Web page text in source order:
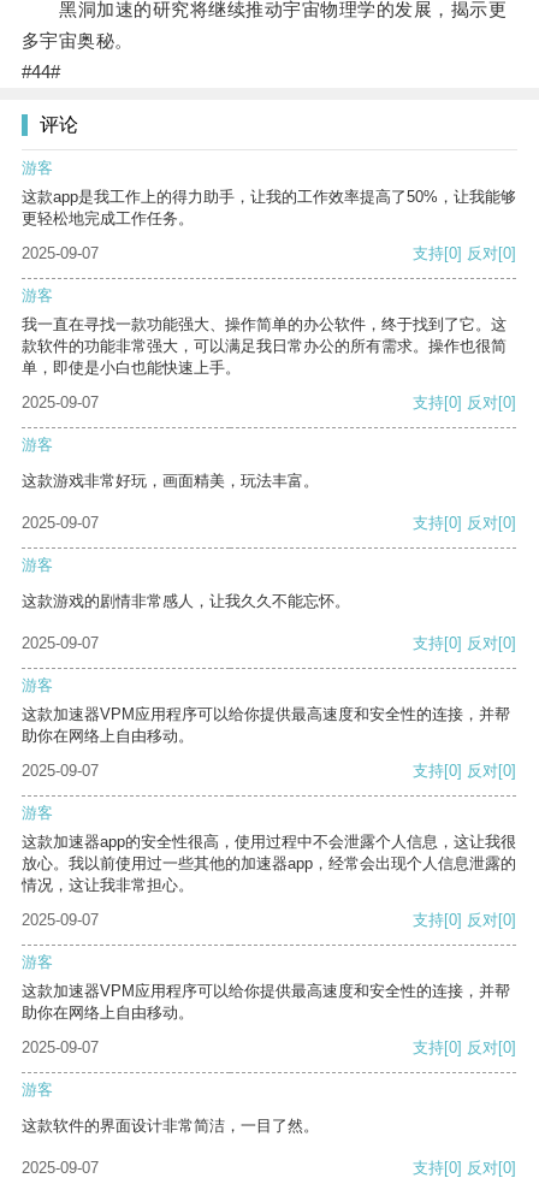
黑洞加速的研究将继续推动宇宙物理学的发展，揭示更
多宇宙奥秘。
#44#
评论
游客
这款app是我工作上的得力助手，让我的工作效率提高了50%，让我能够
更轻松地完成工作任务。
2025-09-07
支持[0] 反对[0]
游客
我一直在寻找一款功能强大、操作简单的办公软件，终于找到了它。这
款软件的功能非常强大，可以满足我日常办公的所有需求。操作也很简
单，即使是小白也能快速上手。
2025-09-07
支持[0] 反对[0]
游客
这款游戏非常好玩，画面精美，玩法丰富。
2025-09-07 支持[0] 反对[0]
游客
这款游戏的剧情非常感人，让我久久不能忘怀。
2025-09-07 支持[0] 反对[0]
游客
这款加速器VPM应用程序可以给你提供最高速度和安全性的连接，并帮
助你在网络上自由移动。
2025-09-07
支持[0] 反对[0]
游客
这款加速器app的安全性很高，使用过程中不会泄露个人信息，这让我很
放心。我以前使用过一些其他的加速器app，经常会出现个人信息泄露的
情况，这让我非常担心。
2025-09-07
支持[0] 反对[0]
游客
这款加速器VPM应用程序可以给你提供最高速度和安全性的连接，并帮
助你在网络上自由移动。
2025-09-07
支持[0] 反对[0]
游客
这款软件的界面设计非常简洁，一目了然。
2025-09-07 支持[0] 反对[0]